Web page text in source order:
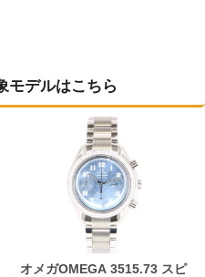
モデルはこちら
オメガOMEGA 3515.73 スピ